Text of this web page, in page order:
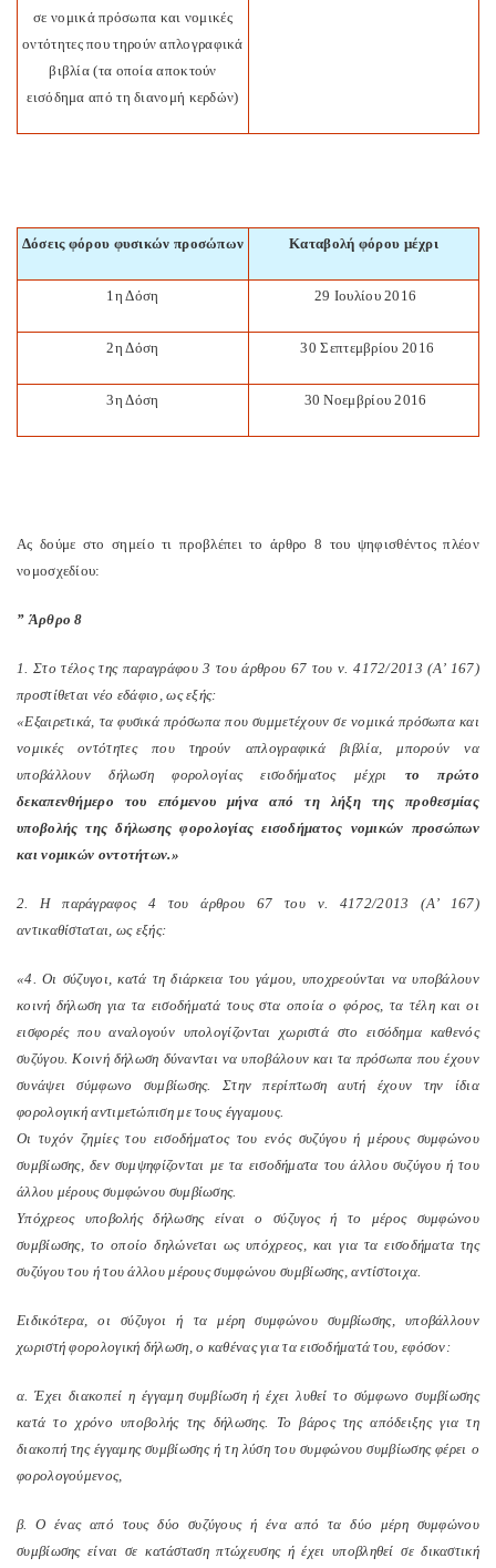
σε νομικά πρόσωπα και νομικές
οντότητες που τηρούν απλογραφικά
βιβλία (τα οποία αποκτούν
εισόδημα από τη διανομή κερδών)
Δόσεις φόρου φυσικών προσώπων Καταβολή φόρου μέχρι
1η Δόση 29 Ιουλίου 2016
2η Δόση 30 Σεπτεμβρίου 2016
3η Δόση 30 Νοεμβρίου 2016
Ας δούμε στο σημείο τι προβλέπει το άρθρο 8 του ψηφισθέντος πλέον
νομοσχεδίου:
” Άρθρο 8
1. Στο τέλος της παραγράφου 3 του άρθρου 67 του ν. 4172/2013 (Α’ 167)
προστίθεται νέο εδάφιο, ως εξής:
«Εξαιρετικά, τα φυσικά πρόσωπα που συμμετέχουν σε νομικά πρόσωπα και
νομικές οντότητες που τηρούν απλογραφικά βιβλία, μπορούν να
υποβάλλουν δήλωση φορολογίας εισοδήματος μέχρι το πρώτο
δεκαπενθήμερο του επόμενου μήνα από τη λήξη της προθεσμίας
υποβολής της δήλωσης φορολογίας εισοδήματος νομικών προσώπων
και νομικών οντοτήτων.»
2. Η παράγραφος 4 του άρθρου 67 του ν. 4172/2013 (Α’ 167)
αντικαθίσταται, ως εξής:
«4. Οι σύζυγοι, κατά τη διάρκεια του γάμου, υποχρεούνται να υποβάλουν
κοινή δήλωση για τα εισοδήματά τους στα οποία ο φόρος, τα τέλη και οι
εισφορές που αναλογούν υπολογίζονται χωριστά στο εισόδημα καθενός
συζύγου. Κοινή δήλωση δύνανται να υποβάλουν και τα πρόσωπα που έχουν
συνάψει σύμφωνο συμβίωσης. Στην περίπτωση αυτή έχουν την ίδια
φορολογική αντιμετώπιση με τους έγγαμους.
Οι τυχόν ζημίες του εισοδήματος του ενός συζύγου ή μέρους συμφώνου
συμβίωσης, δεν συμψηφίζονται με τα εισοδήματα του άλλου συζύγου ή του
άλλου μέρους συμφώνου συμβίωσης.
Υπόχρεος υποβολής δήλωσης είναι ο σύζυγος ή το μέρος συμφώνου
συμβίωσης, το οποίο δηλώνεται ως υπόχρεος, και για τα εισοδήματα της
συζύγου του ή του άλλου μέρους συμφώνου συμβίωσης, αντίστοιχα.
Ειδικότερα, οι σύζυγοι ή τα μέρη συμφώνου συμβίωσης, υποβάλλουν
χωριστή φορολογική δήλωση, ο καθένας για τα εισοδήματά του, εφόσον:
α. Έχει διακοπεί η έγγαμη συμβίωση ή έχει λυθεί το σύμφωνο συμβίωσης
κατά το χρόνο υποβολής της δήλωσης. Το βάρος της απόδειξης για τη
διακοπή της έγγαμης συμβίωσης ή τη λύση του συμφώνου συμβίωσης φέρει ο
φορολογούμενος,
β. Ο ένας από τους δύο συζύγους ή ένα από τα δύο μέρη συμφώνου
συμβίωσης είναι σε κατάσταση πτώχευσης ή έχει υποβληθεί σε δικαστική